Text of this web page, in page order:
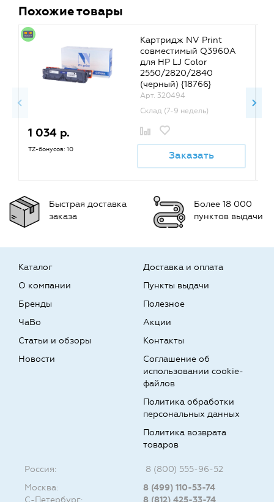
Похожие товары
Картридж NV Print
совместимый Q3960A
для HP LJ Color
2550/2820/2840
(черный) {18766}
Арт. 320494
Склад (7-9 недель)
1 034 р.
TZ-бонусов: 10 Заказать
Быстрая доставка
заказа
Более 18 000
пунктов выдачи
Каталог
О компании
Бренды
Доставка и оплата
Пункты выдачи
Полезное
ЧаВо
Статьи и обзоры
Новости
Акции
Контакты
Соглашение об
использовании cookie-
файлов
Политика обработки
персональных данных
Политика возврата
товаров
Россия:
8 (800) 555-96-52
Москва:
8 (499) 110-53-74